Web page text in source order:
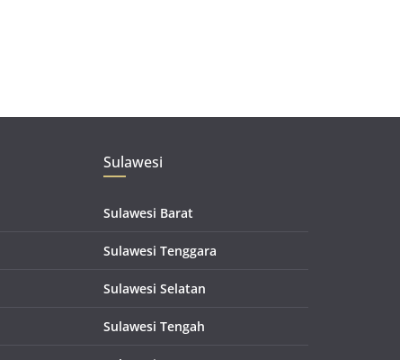
Sulawesi
Sulawesi Barat
Sulawesi Tenggara
Sulawesi Selatan
Sulawesi Tengah